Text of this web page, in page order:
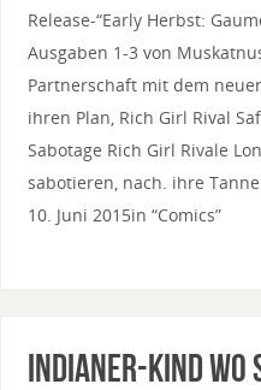
Release-“Early Herbst:
Ausgaben 1-3 von
Partnerschaft mit dem
ihren Plan, Rich Girl Rival
Sabotage Rich Girl Rivale
sabotieren, nach. ihre Tanne
10. Juni 2015in “Comics”
Indianer-Kind wo